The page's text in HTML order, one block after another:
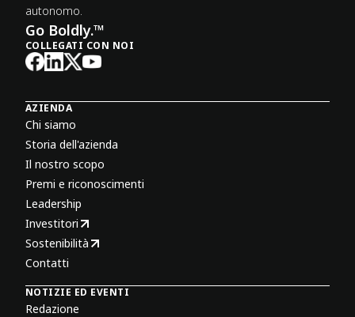
autonomo.
Go Boldly.™
COLLEGATI CON NOI
AZIENDA
Chi siamo
Storia dell'azienda
Il nostro scopo
Premi e riconoscimenti
Leadership
Investitori
Sostenibilità
Contatti
NOTIZIE ED EVENTI
Redazione